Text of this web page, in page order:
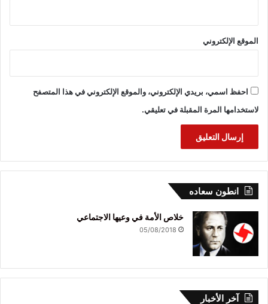
الموقع الإلكتروني
احفظ اسمي، بريدي الإلكتروني، والموقع الإلكتروني في هذا المتصفح
لاستخدامها المرة المقبلة في تعليقي.
انطون سعاده
خلاص الأمة في وعيها الاجتماعي
05/08/2018
آخر الأخبار